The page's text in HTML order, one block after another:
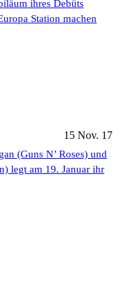
ihres Debüts
Station machen
15 Nov. 17
(Guns N’ Roses) und
legt am 19. Januar ihr